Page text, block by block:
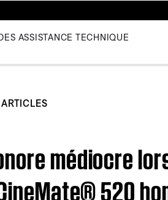
ASSISTANCE TECHNIQUE
médiocre
520